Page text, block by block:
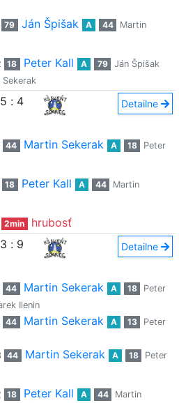
79 Ján Špišak A 44
Martin
18 Peter Kall A 79
Ján Špišak
Sekerak
5 : 4 Detailne
44 Martin Sekerak A 18
Peter
18 Peter Kall A 44
Martin
2min
hrubosť
3 : 9 Detailne
44 Martin Sekerak A 18
Peter
Ilenin
44 Martin Sekerak A 13
Peter
44 Martin Sekerak A 18
Peter
18 Peter Kall A 44
Martin